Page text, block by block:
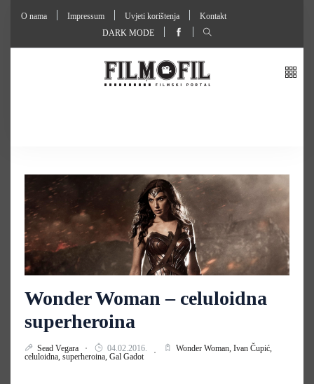
O nama Impressum Uvjeti korištenja
Kontakt
DARK MODE
Wonder Woman – celuloidna
superheroina
Sead Vegara 04.02.2016. Wonder Woman, Ivan Čupić,
celuloidna, superheroina, Gal Gadot